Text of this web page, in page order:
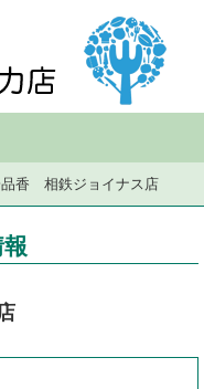
品香 相鉄ジョイナス店